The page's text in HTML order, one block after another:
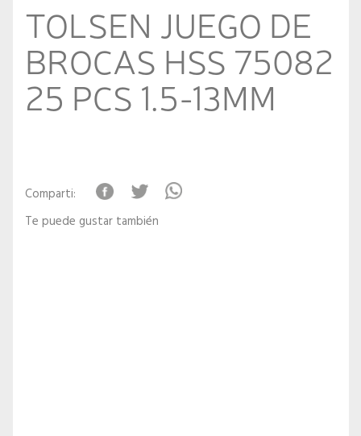
TOLSEN JUEGO DE
BROCAS HSS 75082
25 PCS 1.5-13MM
Comparti:
Te puede gustar también